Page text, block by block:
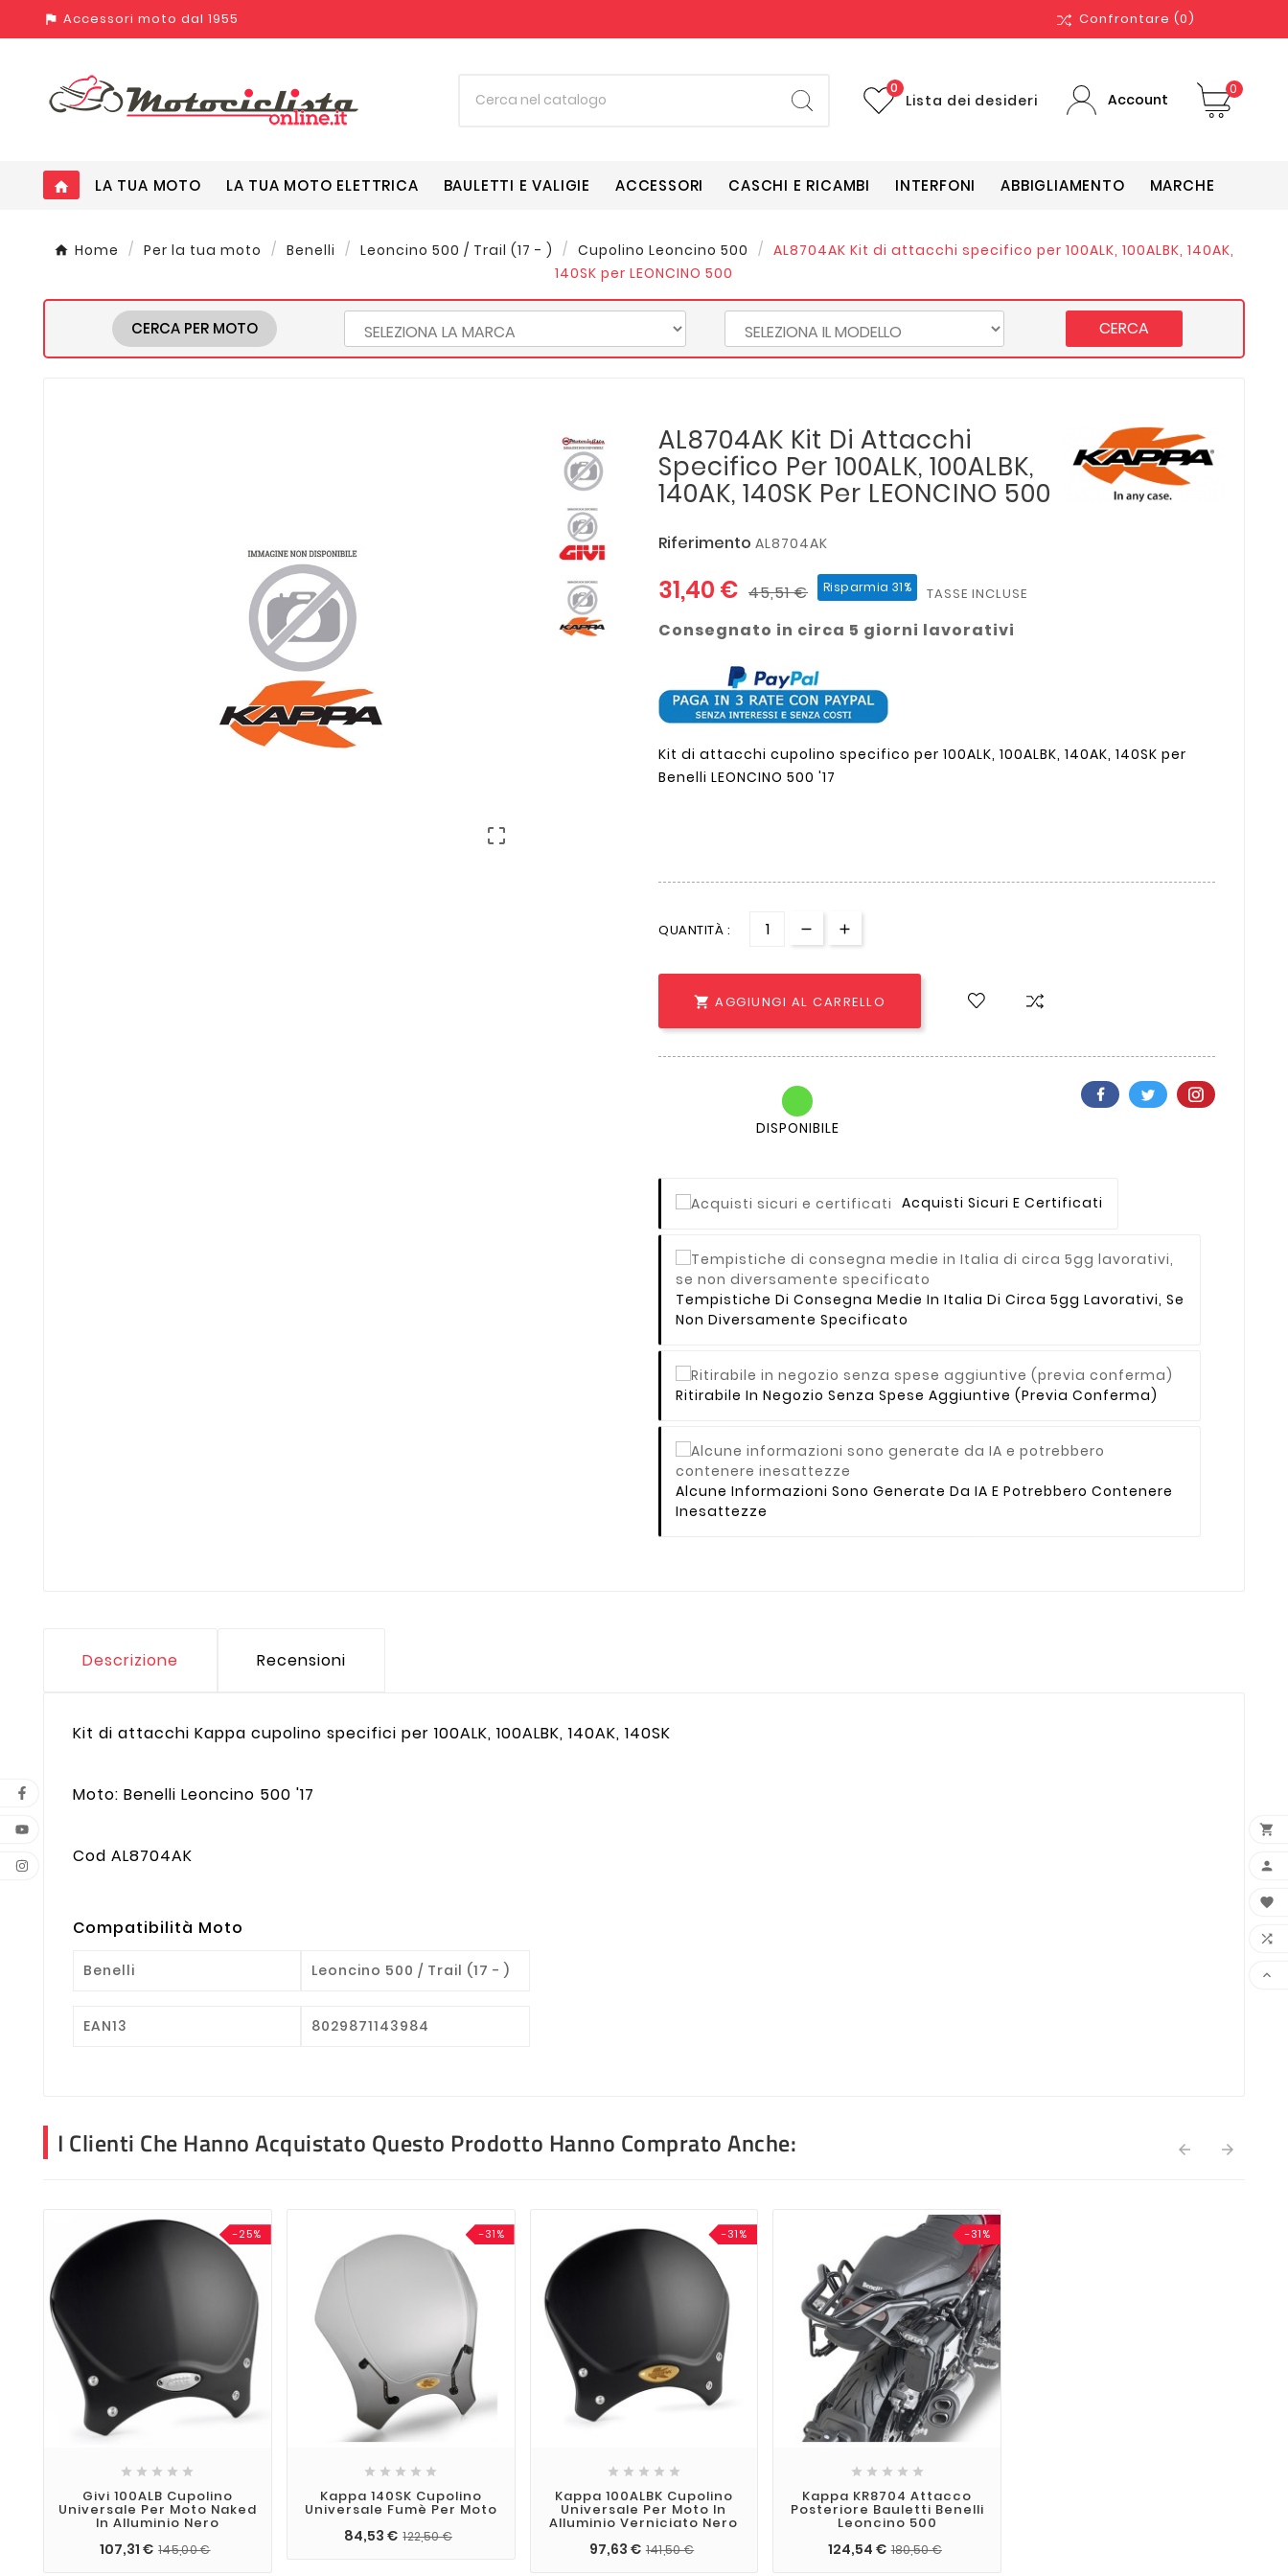
assistant_photo Accessori moto dal 1955 Confrontare (0)
Lista dei desideri
0
Account
0
home LA TUA MOTO LA TUA MOTO ELETTRICA BAULETTI E VALIGIE ACCESSORI CASCHI E RICAMBI INTERFONI ABBIGLIAMENTO MARCHE
Home Per la tua moto Benelli Leoncino 500 / Trail (17 - ) Cupolino Leoncino 500
AL8704AK Kit di attacchi specifico per 100ALK, 100ALBK, 140AK,
140SK per LEONCINO 500
CERCA PER MOTO CERCA

AL8704AK Kit Di Attacchi
Specifico Per 100ALK, 100ALBK,
140AK, 140SK Per LEONCINO 500
Riferimento AL8704AK
31,40 € 45,51 € Risparmia 31% TASSE INCLUSE
Consegnato in circa 5 giorni lavorativi
Kit di attacchi cupolino specifico per 100ALK, 100ALBK, 140AK, 140SK per
Benelli LEONCINO 500 '17
QUANTITÀ :
 AGGIUNGI AL CARRELLO
DISPONIBILE
Acquisti Sicuri E Certificati
Tempistiche Di Consegna Medie In Italia Di Circa 5gg Lavorativi, Se
Non Diversamente Specificato
Ritirabile In Negozio Senza Spese Aggiuntive (previa Conferma)
Alcune Informazioni Sono Generate Da IA E Potrebbero Contenere
Inesattezze
Descrizione Recensioni
Kit di attacchi Kappa cupolino specifici per 100ALK, 100ALBK, 140AK, 140SK
Moto: Benelli Leoncino 500 '17
Cod AL8704AK
Compatibilità Moto
Benelli Leoncino 500 / Trail (17 - )
EAN13 8029871143984
I Clienti Che Hanno Acquistato Questo Prodotto Hanno Comprato Anche:  
-25%
    
Givi 100ALB Cupolino
Universale Per Moto Naked
In Alluminio Nero
107,31 € 145,00 €
-31%
    
Kappa 140SK Cupolino
Universale Fumè Per Moto
84,53 € 122,50 €
-31%
    
Kappa 100ALBK Cupolino
Universale Per Moto In
Alluminio Verniciato Nero
97,63 € 141,50 €
-31%
    
Kappa KR8704 Attacco
Posteriore Bauletti Benelli
Leoncino 500
124,54 € 180,50 €




